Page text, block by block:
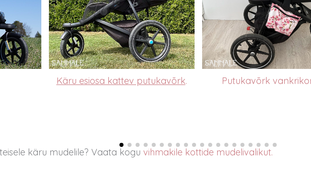
Käru esiosa kattev putukavõrk. Putukavõrk
käru mudelile? Vaata kogu vihmakile kottide mudelivalikut.